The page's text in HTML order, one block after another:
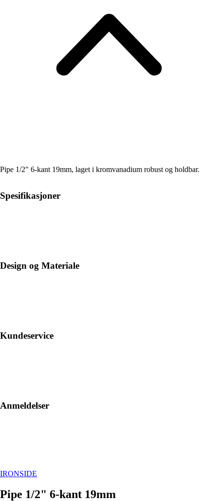
Pipe 1/2" 6-kant 19mm, laget i kromvanadium robust og holdbar.
Spesifikasjoner
Design og Materiale
Kundeservice
Anmeldelser
IRONSIDE
Pipe 1/2" 6-kant 19mm